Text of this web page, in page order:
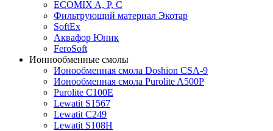
ECOMIX A, P, C
Фильтрующий материал Экотар
SoftEx
Аквафор Юник
FeroSoft
Ионнообменные смолы
Ионообменная смола Doshion CSA-9
Ионообменная смола Purolite A500P
Purolite C100E
Lewatit S1567
Lewatit С249
Lewatit S108H